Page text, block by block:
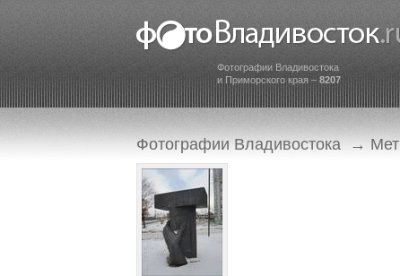
Фотографии Владивостока
и Приморского края – 8207
Фотографии Владивостока →